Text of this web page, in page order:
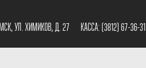
УЛ. ХИМИКОВ, Д. 27 КАССА:(3812) 67-36-31